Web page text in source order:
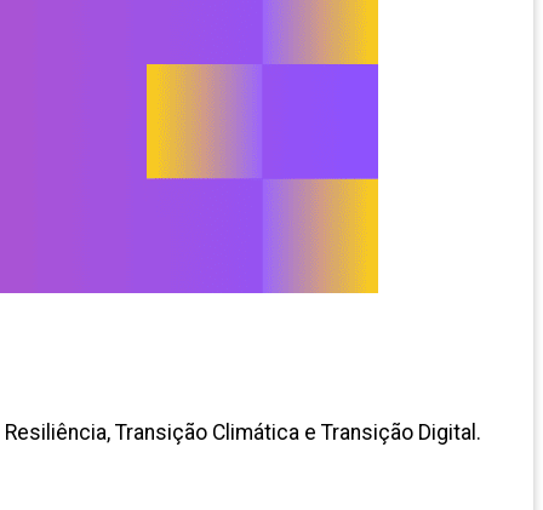
Transição Climática e Transição Digital.